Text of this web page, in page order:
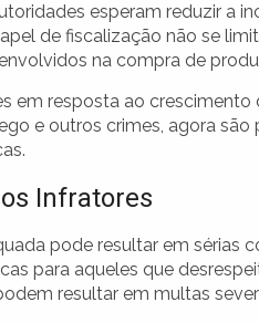
esperam reduzir a
de fiscalização não se
na compra de
em resposta ao crescimento
e outros crimes, agora
Infratores
pode resultar em sérias
para aqueles que
resultar em multas